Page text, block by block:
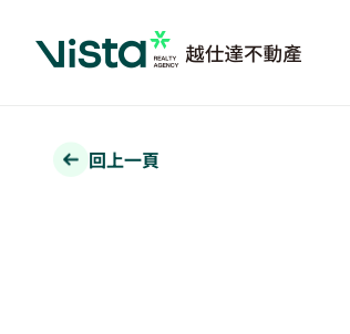
回上一頁